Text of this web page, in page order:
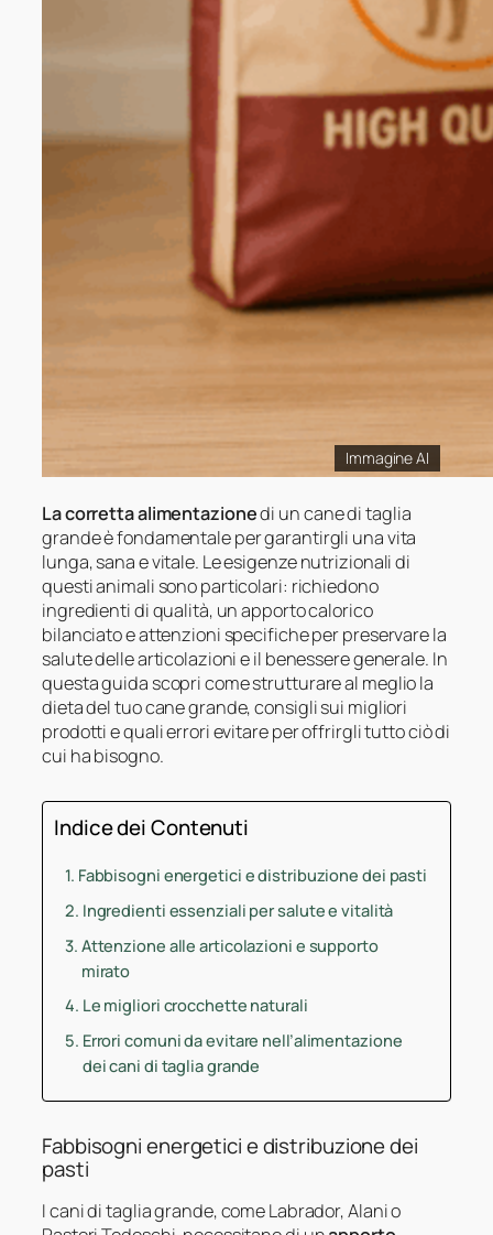
Immagine AI
La corretta alimentazionedi un cane di taglia
grande è fondamentale per garantirgli una vita
lunga, sana e vitale. Le esigenze nutrizionali di
questi animali sono particolari: richiedono
ingredienti di qualità, un apporto calorico
bilanciato e attenzioni specifiche per preservare la
salute delle articolazioni e il benessere generale. In
questa guida scopri come strutturare al meglio la
dieta del tuo cane grande, consigli sui migliori
prodotti e quali errori evitare per offrirgli tutto ciò di
cui ha bisogno.
Indice dei Contenuti
Fabbisogni energetici e distribuzione dei pasti
Ingredienti essenziali per salute e vitalità
Attenzione alle articolazioni e supporto
mirato
Le migliori crocchette naturali
Errori comuni da evitare nell’alimentazione
dei cani di taglia grande
Fabbisogni energetici e distribuzione dei
pasti
I cani di taglia grande, come Labrador, Alani o